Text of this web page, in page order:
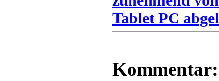
Tablet PC
Kommentar: